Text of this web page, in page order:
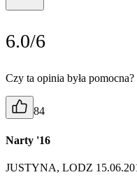
6.0/6
Czy ta opinia była pomocna?
84
Narty '16
JUSTYNA, LODZ